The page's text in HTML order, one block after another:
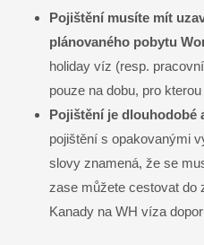
Pojištění musíte mít
plánovaného pobytu
holiday víz (resp.
pouze na dobu, pro
Pojištění je dlouhodobé
pojištění s opakovanými
slovy znamená, že se
zase můžete cestovat do
Kanady na WH víza